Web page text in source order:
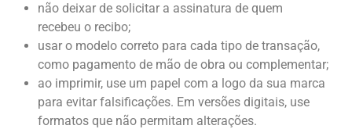
não deixar de solicitar a assinatura de quem
recebeu o recibo;
usar o modelo correto para cada tipo de transação,
como pagamento de mão de obra ou complementar;
ao imprimir, use um papel com a logo da sua marca
para evitar falsificações. Em versões digitais, use
formatos que não permitam alterações.